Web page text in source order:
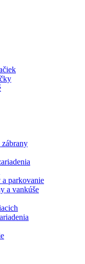
a parkovanie
a vankúše